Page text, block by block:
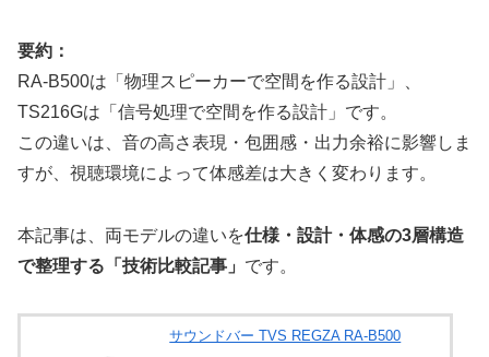
要約：
RA-B500は「物理スピーカーで空間を作る設計」、
TS216Gは「信号処理で空間を作る設計」です。
この違いは、音の高さ表現・包囲感・出力余裕に影響しま
すが、視聴環境によって体感差は大きく変わります。
本記事は、両モデルの違いを仕様・設計・体感の3層構造
で整理する「技術比較記事」 です。
サウンドバー TVS REGZA RA-B500